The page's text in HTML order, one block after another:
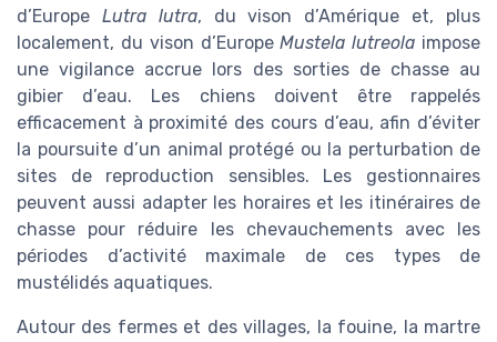
d’Europe Lutra lutra, du vison d’Amérique et, plus
localement, du vison d’EuropeMustela lutreola impose
une vigilance accrue lors des sorties de chasse au
gibier d’eau. Les chiens doivent être rappelés
efficacement à proximité des cours d’eau, afin d’éviter
la poursuite d’un animal protégé ou la perturbation de
sites de reproduction sensibles. Les gestionnaires
peuvent aussi adapter les horaires et les itinéraires de
chasse pour réduire les chevauchements avec les
périodes d’activité maximale de ces types de
mustélidés aquatiques.
Autour des fermes et des villages, la fouine, la martre